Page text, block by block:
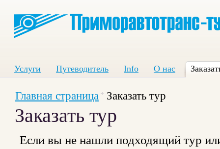
Услуги Путеводитель Info О нас
Главная страница Заказать тур
Заказать тур
Если вы не нашли подходящий тур или